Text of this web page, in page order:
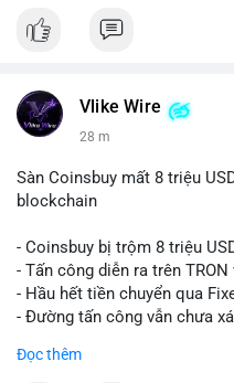
📰 Nguồn: Cointelegraph
Vlike Wire
28 m
Sàn Coinsbuy mất 8 triệu
blockchain
- Coinsbuy bị trộm 8 triệu
- Tấn công diễn ra trên TRON
- Hầu hết tiền chuyển qua
- Đường tấn công vẫn chưa
#binancesquare
Đọc thêm